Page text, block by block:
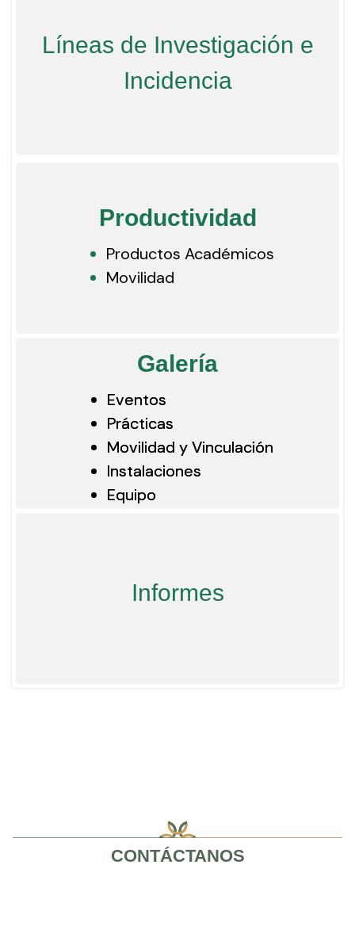
Líneas de Investigación e
Incidencia
Productividad
Productos Académicos
Movilidad
Galería
Eventos
Prácticas
Movilidad y Vinculación
Instalaciones
Equipo
Informes
CONTÁCTANOS